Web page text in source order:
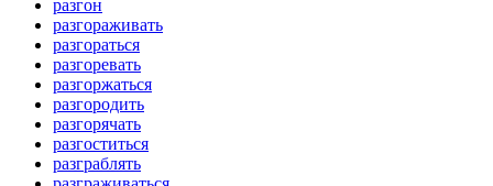
разгон
разгораживать
разгораться
разгоревать
разгоржаться
разгородить
разгорячать
разгоститься
разграблять